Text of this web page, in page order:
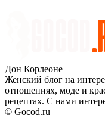
Дон Корлеоне
Женский блог на
отношениях, моде и
рецептах. С нами
© Gocod.ru